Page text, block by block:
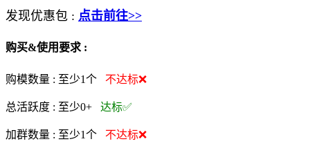
发现优惠包 : 点击前往>>
购买&使用要求 :
购模数量 : 至少1个 不达标❌
总活跃度 : 至少0+ 达标✅
加群数量 : 至少1个 不达标❌